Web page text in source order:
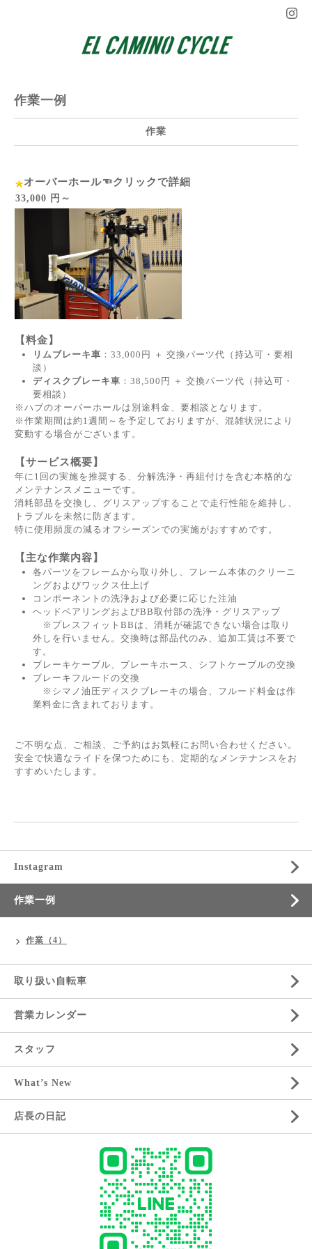
作業一例
作業
オーバーホール☜クリックで詳細
33,000 円～
【料金】
リムブレーキ車 ：33,000円 ＋ 交換パーツ代（持込可・要相
談）
ディスクブレーキ車 ：38,500円 ＋ 交換パーツ代（持込可・
要相談）
※ハブのオーバーホールは別途料金、要相談となります。
※作業期間は約1週間～を予定しておりますが、混雑状況により
変動する場合がございます。
【サービス概要】
年に1回の実施を推奨する、分解洗浄・再組付けを含む本格的な
メンテナンスメニューです。
消耗部品を交換し、グリスアップすることで走行性能を維持し、
トラブルを未然に防ぎます。
特に使用頻度の減るオフシーズンでの実施がおすすめです。
【主な作業内容】
各パーツをフレームから取り外し、フレーム本体のクリーニ
ングおよびワックス仕上げ
コンポーネントの洗浄および必要に応じた注油
ヘッドベアリングおよびBB取付部の洗浄・グリスアップ
※プレスフィットBBは、消耗が確認できない場合は取り
外しを行いません。交換時は部品代のみ、追加工賃は不要で
す。
ブレーキケーブル、ブレーキホース、シフトケーブルの交換
ブレーキフルードの交換
※シマノ油圧ディスクブレーキの場合、フルード料金は作
業料金に含まれております。
ご不明な点、ご相談、ご予約はお気軽にお問い合わせください。
安全で快適なライドを保つためにも、定期的なメンテナンスをお
すすめいたします。
Instagram
作業一例
作業（4）
取り扱い自転車
営業カレンダー
スタッフ
What’s New
店長の日記